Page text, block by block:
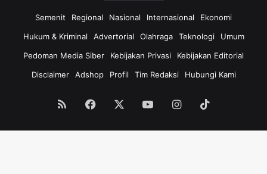
Semenit Regional Nasional Internasional
Ekonomi
Hukum & Kriminal
Advertorial Olahraga Teknologi
Umum
Pedoman Media Siber
Kebijakan Privasi
Kebijakan Editorial
Disclaimer
Adshop Profil Tim Redaksi Hubungi Kami
RSS Facebook YouTubeInstagram